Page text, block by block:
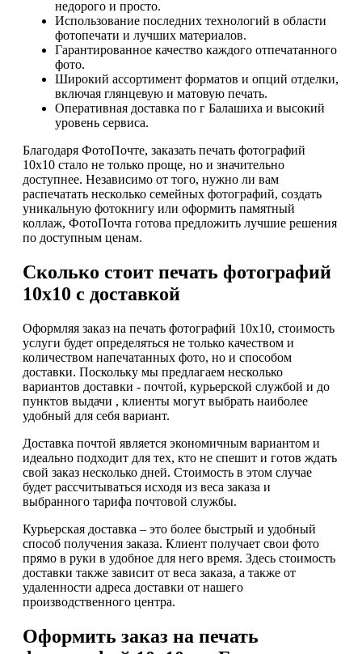
недорого и просто.
Использование последних технологий в области
фотопечати и лучших материалов.
Гарантированное качество каждого отпечатанного
фото.
Широкий ассортимент форматов и опций отделки,
включая глянцевую и матовую печать.
Оперативная доставка по г Балашиха и высокий
уровень сервиса.
Благодаря ФотоПочте, заказать печать фотографий
10х10 стало не только проще, но и значительно
доступнее. Независимо от того, нужно ли вам
распечатать несколько семейных фотографий, создать
уникальную фотокнигу или оформить памятный
коллаж, ФотоПочта готова предложить лучшие решения
по доступным ценам.
Сколько стоит печать фотографий
10х10 с доставкой
Оформляя заказ на печать фотографий 10х10, стоимость
услуги будет определяться не только качеством и
количеством напечатанных фото, но и способом
доставки. Поскольку мы предлагаем несколько
вариантов доставки - почтой, курьерской службой и до
пунктов выдачи , клиенты могут выбрать наиболее
удобный для себя вариант.
Доставка почтой является экономичным вариантом и
идеально подходит для тех, кто не спешит и готов ждать
свой заказ несколько дней. Стоимость в этом случае
будет рассчитываться исходя из веса заказа и
выбранного тарифа почтовой службы.
Курьерская доставка – это более быстрый и удобный
способ получения заказа. Клиент получает свои фото
прямо в руки в удобное для него время. Здесь стоимость
доставки также зависит от веса заказа, а также от
удаленности адреса доставки от нашего
производственного центра.
Оформить заказ на печать